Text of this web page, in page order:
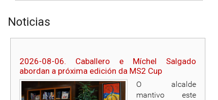
Noticias
2026-08-06. Caballero e Míchel Salgado
abordan a próxima edición da MS2 Cup
O alcalde
mantivo este